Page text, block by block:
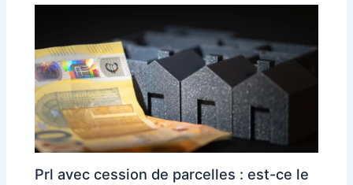
Prl avec cession de parcelles : est-ce le